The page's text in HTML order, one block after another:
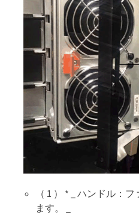
（ 1 ） * _ ハンドル：
ます。 _